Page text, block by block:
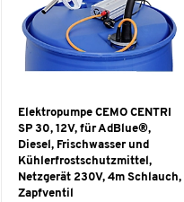
Elektropumpe CEMO CENTRI
SP 30, 12V, für AdBlue®,
Diesel, Frischwasser und
Kühlerfrostschutzmittel,
Netzgerät 230V, 4m Schlauch,
Zapfventil